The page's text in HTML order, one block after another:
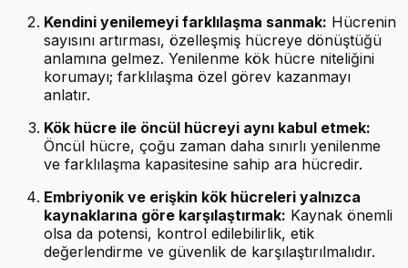
Kendini yenilemeyi farklılaşma sanmak: Hücrenin
sayısını artırması, özelleşmiş hücreye dönüştüğü
anlamına gelmez. Yenilenme kök hücre niteliğini
korumayı; farklılaşma özel görev kazanmayı
anlatır.
Kök hücre ile öncül hücreyi aynı kabul etmek:
Öncül hücre, çoğu zaman daha sınırlı yenilenme
ve farklılaşma kapasitesine sahip ara hücredir.
Embriyonik ve erişkin kök hücreleri yalnızca
kaynaklarına göre karşılaştırmak: Kaynak önemli
olsa da potensi, kontrol edilebilirlik, etik
değerlendirme ve güvenlik de karşılaştırılmalıdır.